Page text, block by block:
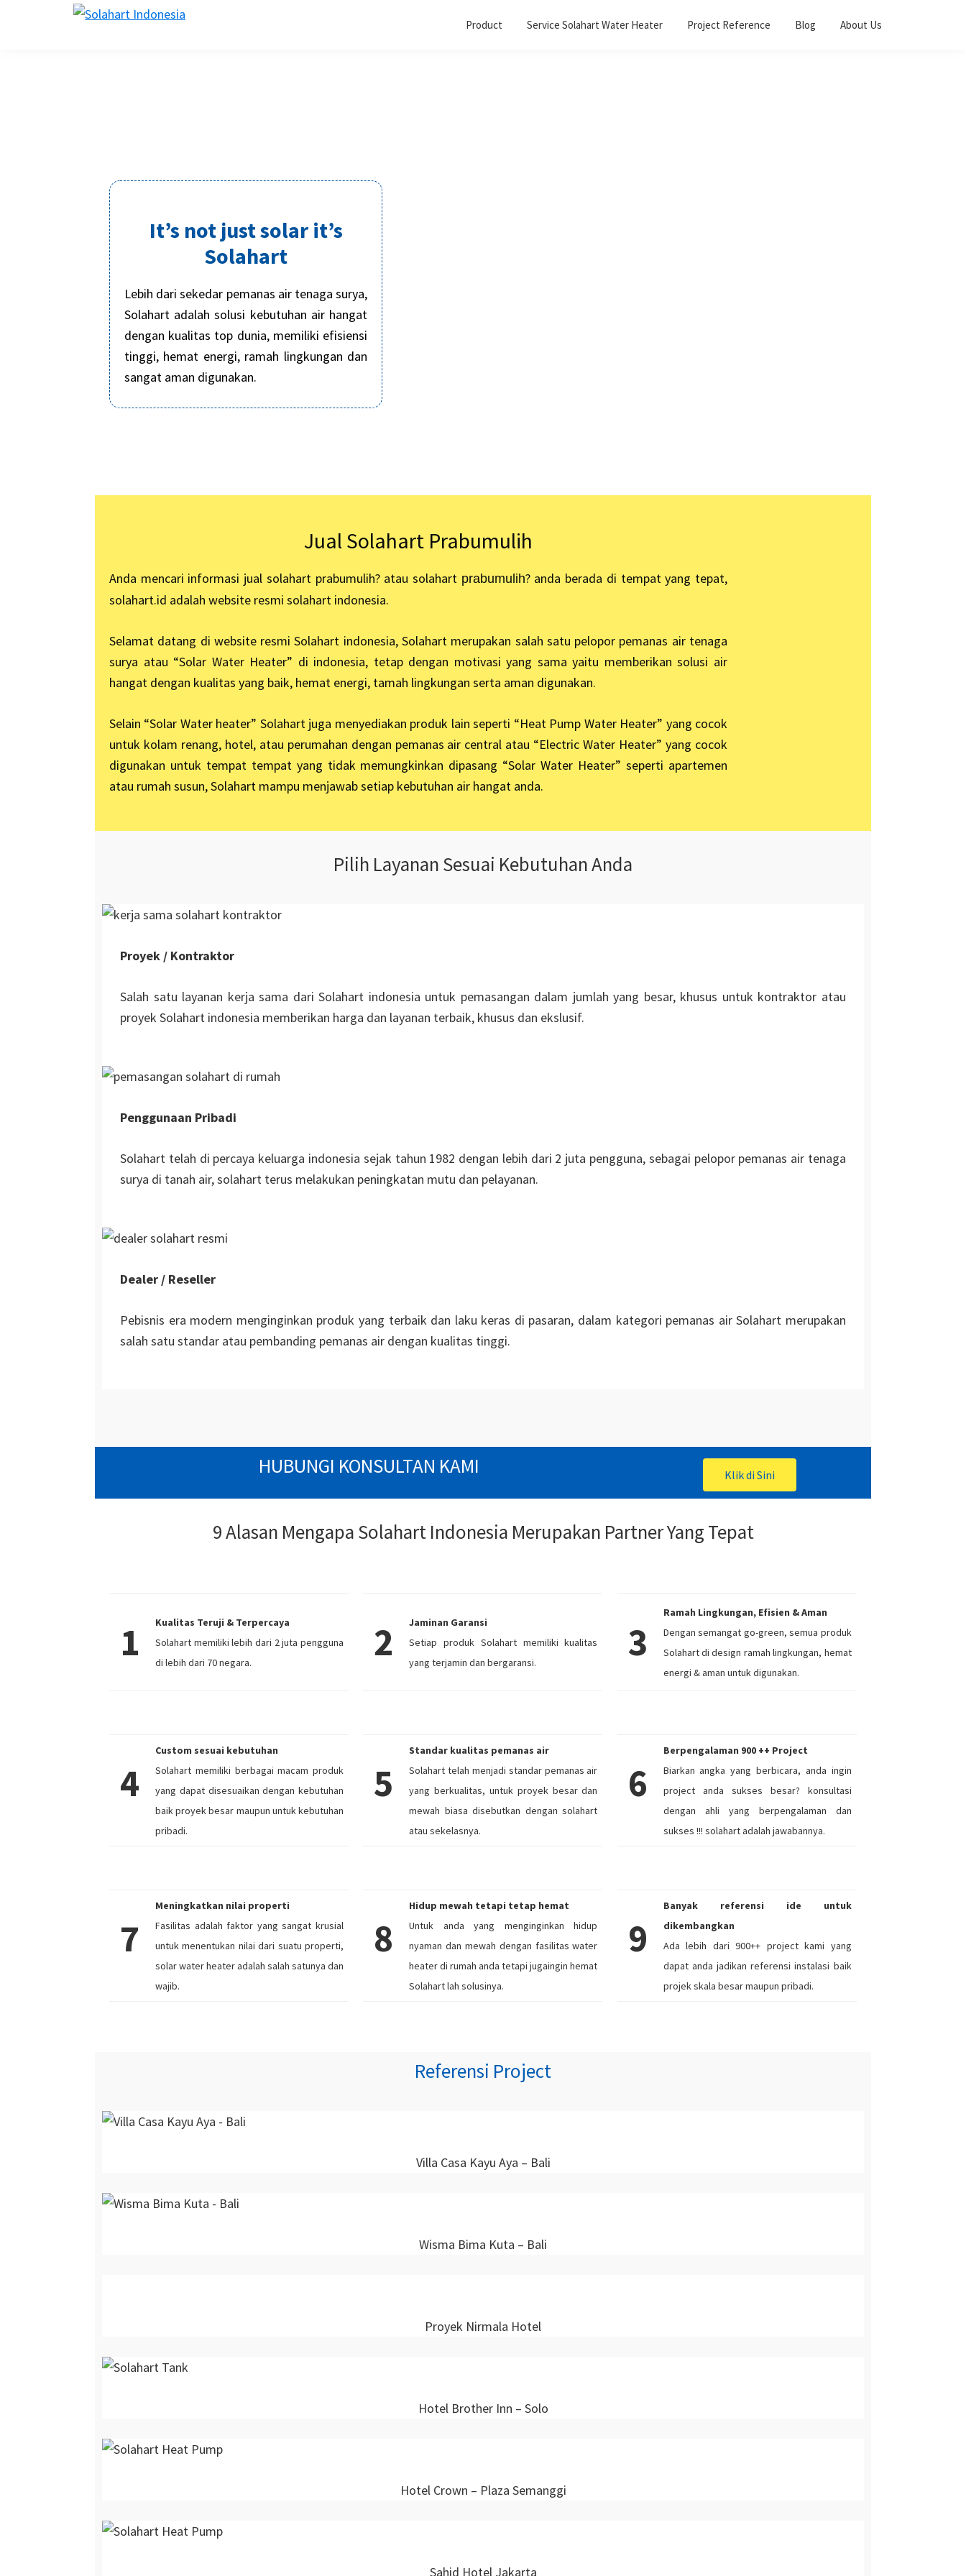
Product Service Solahart Water Heater Project Reference Blog About Us
It’s not just solar it’s
Solahart
Lebih dari sekedar pemanas air tenaga surya,
Solahart adalah solusi kebutuhan air hangat
dengan kualitas top dunia, memiliki efisiensi
tinggi, hemat energi, ramah lingkungan dan
sangat aman digunakan.
Jual Solahart Prabumulih
Anda mencari informasi jual solahart prabumulih? atau solahart prabumulih? anda berada di tempat yang tepat,
solahart.id adalah website resmi solahart indonesia.
Selamat datang di website resmi Solahart indonesia, Solahart merupakan salah satu pelopor pemanas air tenaga
surya atau “Solar Water Heater” di indonesia, tetap dengan motivasi yang sama yaitu memberikan solusi air
hangat dengan kualitas yang baik, hemat energi, tamah lingkungan serta aman digunakan.
Selain “Solar Water heater” Solahart juga menyediakan produk lain seperti “Heat Pump Water Heater” yang cocok
untuk kolam renang, hotel, atau perumahan dengan pemanas air central atau “Electric Water Heater” yang cocok
digunakan untuk tempat tempat yang tidak memungkinkan dipasang “Solar Water Heater” seperti apartemen
atau rumah susun, Solahart mampu menjawab setiap kebutuhan air hangat anda.
Pilih Layanan Sesuai Kebutuhan Anda
Proyek / Kontraktor
Salah satu layanan kerja sama dari Solahart indonesia untuk pemasangan dalam jumlah yang besar, khusus untuk kontraktor atau
proyek Solahart indonesia memberikan harga dan layanan terbaik, khusus dan ekslusif.
Penggunaan Pribadi
Solahart telah di percaya keluarga indonesia sejak tahun 1982 dengan lebih dari 2 juta pengguna, sebagai pelopor pemanas air tenaga
surya di tanah air, solahart terus melakukan peningkatan mutu dan pelayanan.
Dealer / Reseller
Pebisnis era modern menginginkan produk yang terbaik dan laku keras di pasaran, dalam kategori pemanas air Solahart merupakan
salah satu standar atau pembanding pemanas air dengan kualitas tinggi.
HUBUNGI KONSULTAN KAMI Klik di Sini
9 Alasan Mengapa Solahart Indonesia Merupakan Partner Yang Tepat
1
Kualitas Teruji & Terpercaya
Solahart memiliki lebih dari 2 juta pengguna
di lebih dari 70 negara.
2
Jaminan Garansi
Setiap produk Solahart memiliki kualitas
yang terjamin dan bergaransi.
3
Ramah Lingkungan, Efisien & Aman
Dengan semangat go-green, semua produk
Solahart di design ramah lingkungan, hemat
energi & aman untuk digunakan.
4
Custom sesuai kebutuhan
Solahart memiliki berbagai macam produk
yang dapat disesuaikan dengan kebutuhan
baik proyek besar maupun untuk kebutuhan
pribadi.
5
Standar kualitas pemanas air
Solahart telah menjadi standar pemanas air
yang berkualitas, untuk proyek besar dan
mewah biasa disebutkan dengan solahart
atau sekelasnya.
6
Berpengalaman 900 ++ Project
Biarkan angka yang berbicara, anda ingin
project anda sukses besar? konsultasi
dengan ahli yang berpengalaman dan
sukses !!! solahart adalah jawabannya.
7
Meningkatkan nilai properti
Fasilitas adalah faktor yang sangat krusial
untuk menentukan nilai dari suatu properti,
solar water heater adalah salah satunya dan
wajib.
8
Hidup mewah tetapi tetap hemat
Untuk anda yang menginginkan hidup
nyaman dan mewah dengan fasilitas water
heater di rumah anda tetapi jugaingin hemat
Solahart lah solusinya.
9
Banyak referensi ide untuk
dikembangkan
Ada lebih dari 900++ project kami yang
dapat anda jadikan referensi instalasi baik
projek skala besar maupun pribadi.
Referensi Project
Villa Casa Kayu Aya – Bali
Wisma Bima Kuta – Bali
Proyek Nirmala Hotel
Hotel Brother Inn – Solo
Hotel Crown – Plaza Semanggi
Sahid Hotel Jakarta